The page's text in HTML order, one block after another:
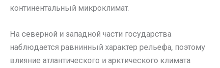
континентальный микроклимат.
На северной и западной части государства
наблюдается равнинный характер рельефа, поэтому
влияние атлантического и арктического климата